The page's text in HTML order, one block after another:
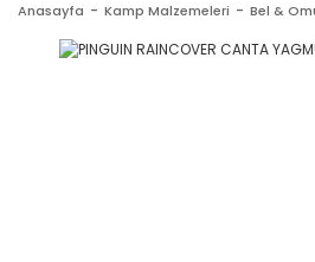
Anasayfa Kamp Malzemeleri Bel &